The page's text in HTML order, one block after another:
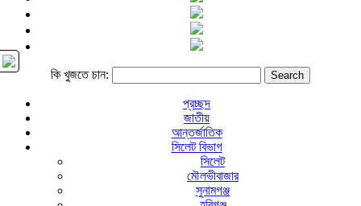
কি খুজতে চান:
প্রচ্ছদ
জাতীয়
আন্তর্জাতিক
সিলেট বিভাগ
সিলেট
মৌলভীবাজার
সুনামগঞ্জ